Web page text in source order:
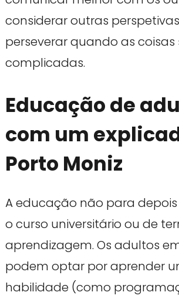
considerar outras
perseverar quando as coisas
complicadas.
Educação de
com um
Porto Moniz
A educação não para
o curso universitário ou de
aprendizagem. Os adultos
podem optar por aprender
habilidade (como